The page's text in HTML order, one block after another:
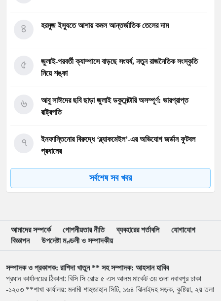
হরমুজ ইস্যুতে আশায় কমল আন্তর্জাতিক তেলের দাম
৪
জুলাই-পরবর্তী ক্যাম্পাসে বাড়ছে সংঘর্ষ, নতুন রাজনৈতিক সংস্কৃতি
নিয়ে শঙ্কা
৫
আবু সাঈদের ছবি ছাড়া জুলাই ডকুমেন্টারি অসম্পূর্ণ: ভারপ্রাপ্ত
রাষ্ট্রপতি
৬
ইনফান্তিনোর বিরুদ্ধে ‘ব্ল্যাকমেইল’-এর অভিযোগ জর্ডান ফুটবল
প্রধানের
৭
বরিশাল বিশ্ববিদ্যালয়ে ছাত্রদল-শিবির সংঘর্ষে উত্তেজনা
শেখ হাসিনার বক্তব্য প্রচার করলে আইনানুগ ব্যবস্থা নেওয়া হবে
১১
সর্বশেষ সব খবর
আমাদের সম্পর্কে গোপনীয়তার নীতি ব্যবহারের শর্তাবলি
যোগাযোগ
বিজ্ঞাপন
উপদেষ্টা মণ্ডলী ও সম্পাদকীয়
সম্পাদক ও প্রকাশক: রাশিদা খাতুন ** সহ সম্পাদক: আহসান হাবিব
প্রধান কার্যালয়ের ঠিকানা: বিসি সি রোড ৫ এস আলম মার্কেট ৩য় তলা নবাবপুর ঢাকা
-১২০৩ **শাখা কার্যালয়: মনামী শাহজাহান সিটি, ১৬৪ ঝিনাইদহ সড়ক, কুষ্টিয়া, ২য় তলা